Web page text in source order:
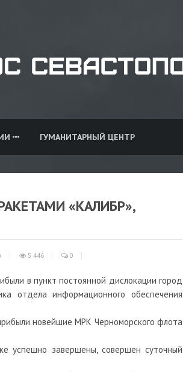
ГУМАНИТАРНЫЙ ЦЕНТР
«КАЛИБР»,
5 446 0
в пункт постоянной дислокации город
отдела информационного обеспечения
новейшие МРК Черноморского флота
успешно завершены, совершен суточный